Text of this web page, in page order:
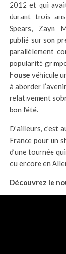
2012 et qui
durant trois
Spears, Zayn
publié sur son
parallèlement
popularité
housevéhicule
à aborder
relativement
bon l’été.
D’ailleurs, c’est
France pour un
d’une tournée
ou encore en
Découvrez le